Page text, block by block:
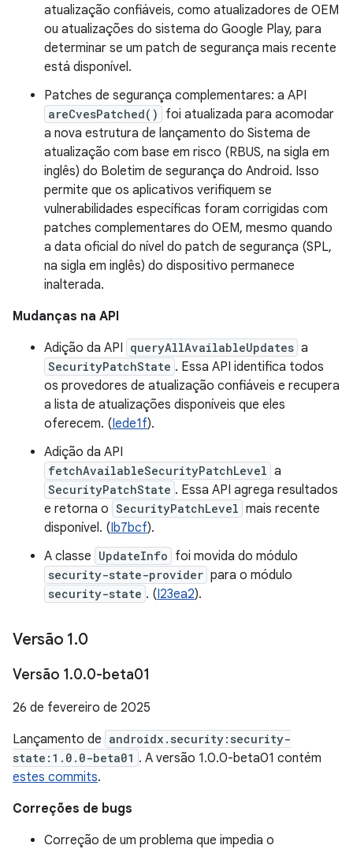
atualização confiáveis, como atualizadores de OEM
ou atualizações do sistema do Google Play, para
determinar se um patch de segurança mais recente
está disponível.
Patches de segurança complementares: a API
areCvesPatched()
foi atualizada para acomodar
a nova estrutura de lançamento do Sistema de
atualização com base em risco (RBUS, na sigla em
inglês) do Boletim de segurança do Android. Isso
permite que os aplicativos verifiquem se
vulnerabilidades específicas foram corrigidas com
patches complementares do OEM, mesmo quando
a data oficial do nível do patch de segurança (SPL,
na sigla em inglês) do dispositivo permanece
inalterada.
Mudanças na API
Adição da API queryAllAvailableUpdates a
SecurityPatchState . Essa API identifica todos
os provedores de atualização confiáveis e recupera
a lista de atualizações disponíveis que eles
oferecem. (Iede1f).
Adição da API
fetchAvailableSecurityPatchLevel a
SecurityPatchState . Essa API agrega resultados
e retorna o SecurityPatchLevel mais recente
disponível. (Ib7bcf).
A classe UpdateInfo foi movida do módulo
security-state-provider para o módulo
security-state . (I23ea2).
Versão 1.0
Versão 1.0.0-beta01
26 de fevereiro de 2025
Lançamento de androidx.security:security-
state:1.0.0-beta01 . A versão 1.0.0-beta01 contém
estes commits.
Correções de bugs
Correção de um problema que impedia o